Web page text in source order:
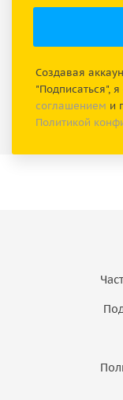
Создавая
"Подписаться",
соглашением и
Политикой